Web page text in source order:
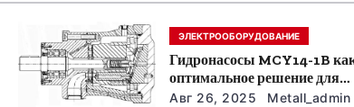
ЭЛЕКТРООБОРУДОВАНИЕ
Гидронасосы MCY14-1B
оптимальное решение для
модернизации гидросистем
Авг 26, 2025 Metall_admin